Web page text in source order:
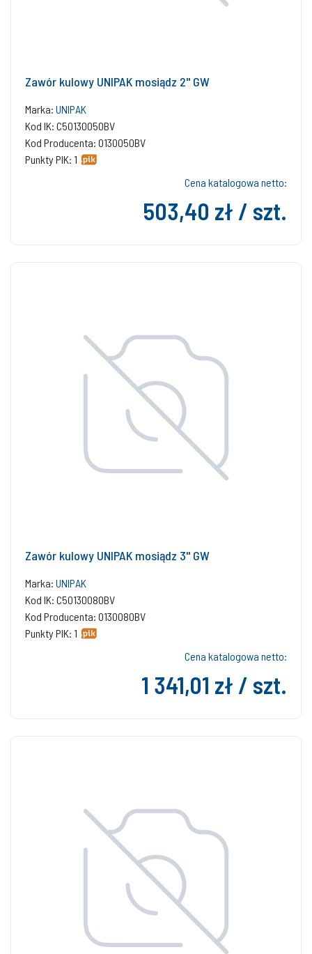
Zawór kulowy UNIPAK mosiądz 2'' GW
Marka: UNIPAK
Kod IK: C50130050BV
Kod Producenta: 0130050BV
Punkty PIK: 1
Cena katalogowa netto:
503,40 zł / szt.
Zawór kulowy UNIPAK mosiądz 3'' GW
Marka: UNIPAK
Kod IK: C50130080BV
Kod Producenta: 0130080BV
Punkty PIK: 1
Cena katalogowa netto:
1 341,01 zł / szt.